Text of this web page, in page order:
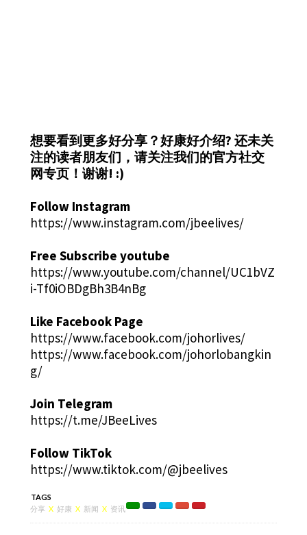
想要看到更多好分享？好康好介绍? 还未关
注的读者朋友们，请关注我们的官方社交
网专页！谢谢! :)
Follow Instagram
https://www.instagram.com/jbeelives/
Free Subscribe youtube
https://www.youtube.com/channel/UC1bVZ
i-Tf0iOBDgBh3B4nBg
Like Facebook Page
https://www.facebook.com/johorlives/
https://www.facebook.com/johorlobangkin
g/
Join Telegram
https://t.me/JBeeLives
Follow TikTok
https://www.tiktok.com/@jbeelives
TAGS
分享 X 好康 X 新闻 X 资讯